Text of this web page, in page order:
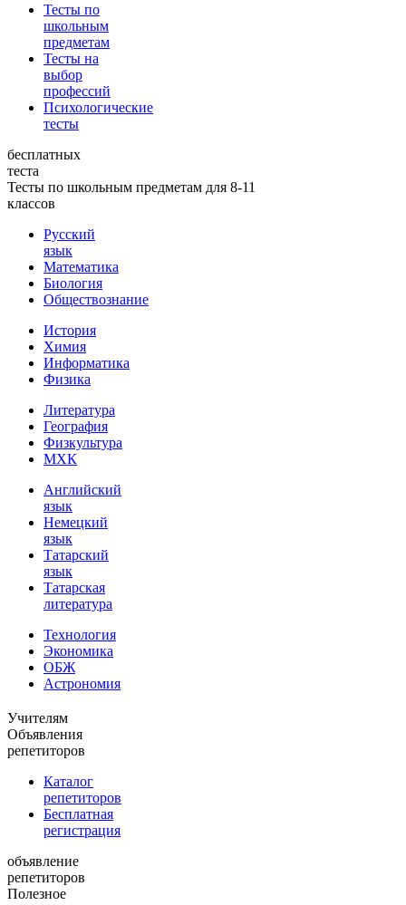
Тесты по
школьным
предметам
Тесты на
выбор
профессий
Психологические
тесты
бесплатных
теста
Тесты по школьным предметам для 8-11
классов
Русский
язык
Математика
Биология
Обществознание
История
Химия
Информатика
Физика
Литература
География
Физкультура
МХК
Английский
язык
Немецкий
язык
Татарский
язык
Татарская
литература
Технология
Экономика
ОБЖ
Астрономия
Учителям
Объявления
репетиторов
Каталог
репетиторов
Бесплатная
регистрация
объявление
репетиторов
Полезное